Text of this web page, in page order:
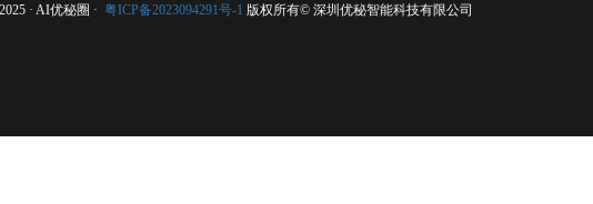
· AI优秘圈 · 粤ICP备2023094291号-1 版权所有© 深圳优秘智能科技有限公司